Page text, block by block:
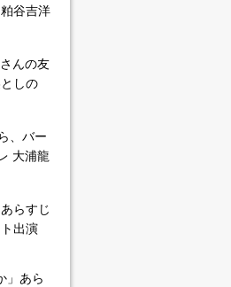
谷吉洋
んの友
しの
、バー
大浦龍
らすじ
出演
」あら